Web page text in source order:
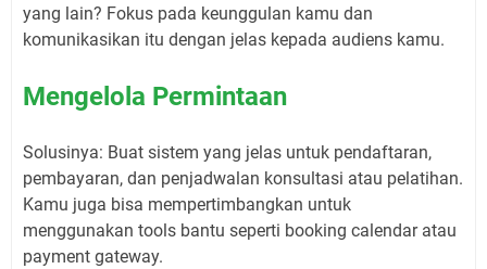
yang lain? Fokus pada keunggulan kamu dan
komunikasikan itu dengan jelas kepada audiens kamu.
Mengelola Permintaan
Solusinya: Buat sistem yang jelas untuk pendaftaran,
pembayaran, dan penjadwalan konsultasi atau pelatihan.
Kamu juga bisa mempertimbangkan untuk
menggunakan tools bantu seperti booking calendaratau
payment gateway.